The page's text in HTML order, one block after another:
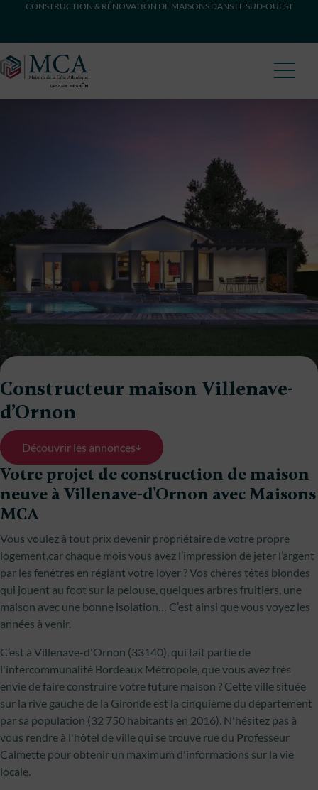
CONSTRUCTION & RÉNOVATION DE MAISONS DANS LE SUD-OUEST
Constructeur maison Villenave-
d’Ornon
Découvrir les annonces
Votre projet de construction de maison
neuve à Villenave-d'Ornon avec Maisons
MCA
Vous voulez à tout prix devenir propriétaire de votre propre
logement,car chaque mois vous avez l’impression de jeter l’argent
par les fenêtres en réglant votre loyer ? Vos chères têtes blondes
qui jouent au foot sur la pelouse, quelques arbres fruitiers, une
maison avec une bonne isolation… C’est ainsi que vous voyez les
années à venir.
C’est à Villenave-d'Ornon (33140), qui fait partie de
l'intercommunalité Bordeaux Métropole, que vous avez très
envie de faire construire votre future maison ? Cette ville située
sur la rive gauche de la Gironde est la cinquième du département
par sa population (32 750 habitants en 2016). N'hésitez pas à
vous rendre à l'hôtel de ville qui se trouve rue du Professeur
Calmette pour obtenir un maximum d'informations sur la vie
locale.